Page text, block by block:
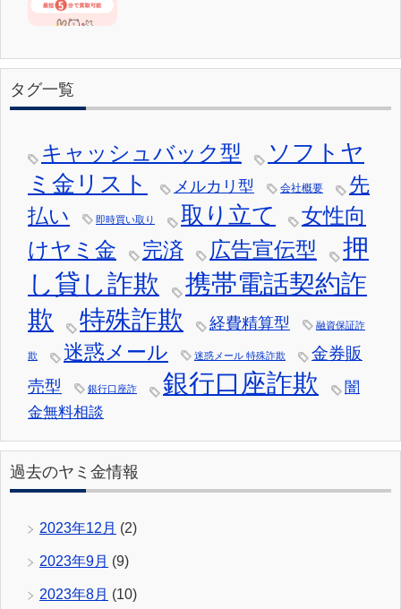
タグ一覧
キャッシュバック型
ソフトヤ
ミ金リスト
メルカリ型 会社概要
先
払い
即時買い取り 取り立て
女性向
けヤミ金
完済 広告宣伝型
押
し貸し詐欺
携帯電話契約詐
欺
特殊詐欺 経費精算型 融資保証詐
欺 迷惑メール 迷惑メール 特殊詐欺
金券販
売型
銀行口座詐 銀行口座詐欺
闇
金無料相談
過去のヤミ金情報
2023年12月 (2)
2023年9月 (9)
2023年8月 (10)